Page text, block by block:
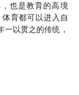
也是教育的高境
育都可以进入自
以贯之的传统，